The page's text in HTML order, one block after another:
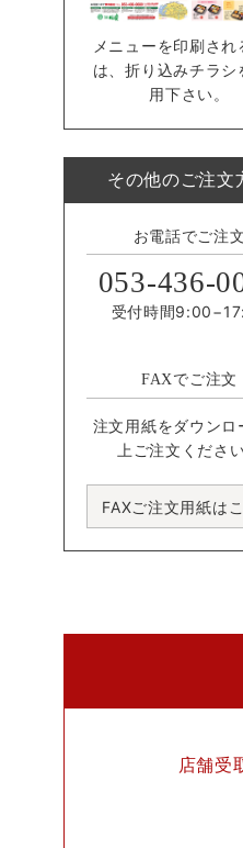
メニューを印刷され
は、折り込みチラシ
用下さい。
その他のご注文
お電話でご注文
053-436-
受付時間
FAXでご注文
注文用紙をダウンロ
上ご注文ください
FAXご注文用紙は
店舗受